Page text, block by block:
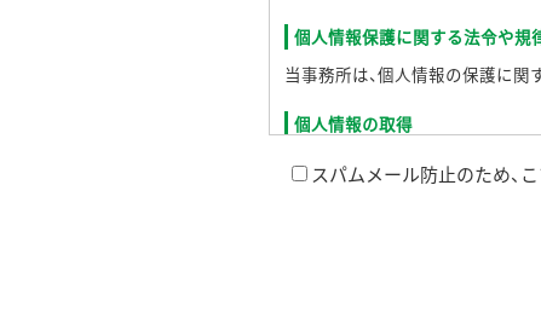
個人情報保護に関する法令や規
当事務所は、個人情報の保護に関
個人情報の取得
当事務所が個人情報を取得する
お客さまの個人情報は、お客さ
法務局提出書類の作成及び登記
スパムメール防止のため、